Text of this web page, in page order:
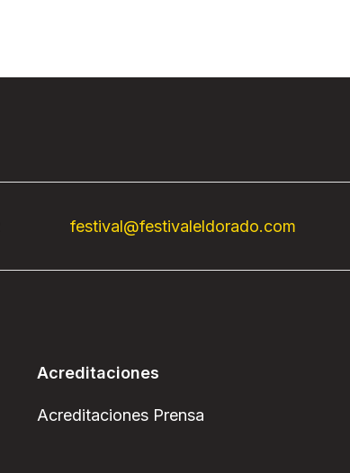
festival@festivaleldorado.com
Acreditaciones
Acreditaciones Prensa